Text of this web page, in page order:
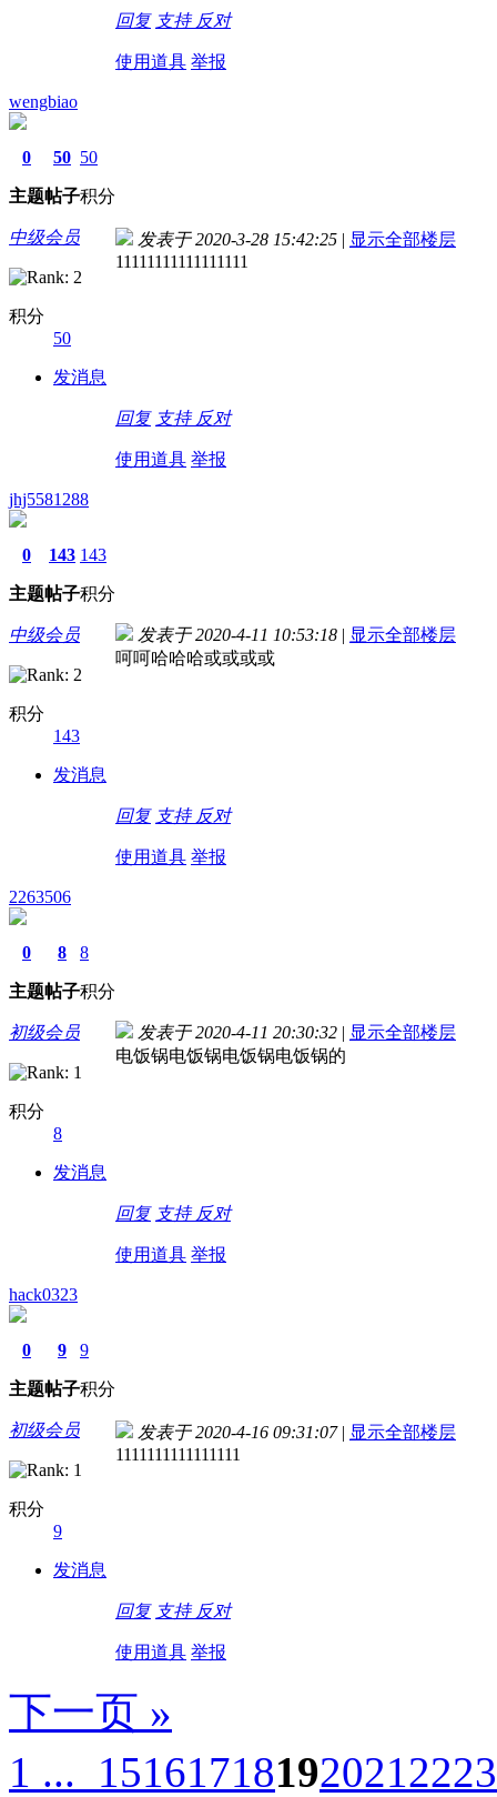
回复 支持 反对
使用道具 举报
wengbiao
0
主题
50
帖子
50
积分
中级会员
积分
50
发消息
发表于 2020-3-28 15:42:25 | 显示全部楼层
11111111111111111
回复 支持 反对
使用道具 举报
jhj5581288
0
主题
143
帖子
143
积分
中级会员
积分
143
发消息
发表于 2020-4-11 10:53:18 | 显示全部楼层
呵呵哈哈哈或或或或
回复 支持 反对
使用道具 举报
2263506
0
主题
8
帖子
8
积分
初级会员
积分
8
发消息
发表于 2020-4-11 20:30:32 | 显示全部楼层
电饭锅电饭锅电饭锅电饭锅的
回复 支持 反对
使用道具 举报
hack0323
0
主题
9
帖子
9
积分
初级会员
积分
9
发消息
发表于 2020-4-16 09:31:07 | 显示全部楼层
1111111111111111
回复 支持 反对
使用道具 举报
下一页 »
1 ... 151617181920212223